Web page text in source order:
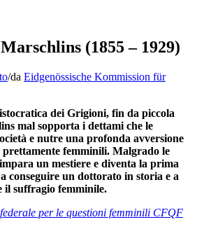
(1855 – 1929)
/da Eidgenössische Kommission für
dei Grigioni, fin da piccola
mal sopporta i dettami che le
e nutre una profonda avversione
femminili. Malgrado le
un mestiere e diventa la prima
conseguire un dottorato in storia e a
il suffragio femminile.
per le questioni femminili CFQF